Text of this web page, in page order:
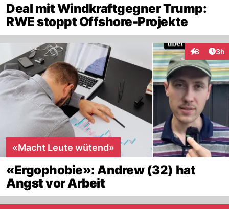
Deal mit Windkraftgegner Trump:
RWE stoppt Offshore-Projekte
8 3h
«Macht Leute wütend»
«Ergophobie»: Andrew (32) hat
Angst vor Arbeit